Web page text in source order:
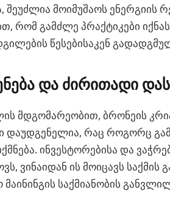
შეუძლია მოიმუშაოს ენერგიის
რომ გამძლე პრაქტიკები
წესებისაკენ
და ძირითადი
მდგომარეობით, ბრონეის
დაუდგენელია, რაც როგორც
ინვესტორებისა და
ვინაიდან ის მოიცავს საქმის
საქმიანობის